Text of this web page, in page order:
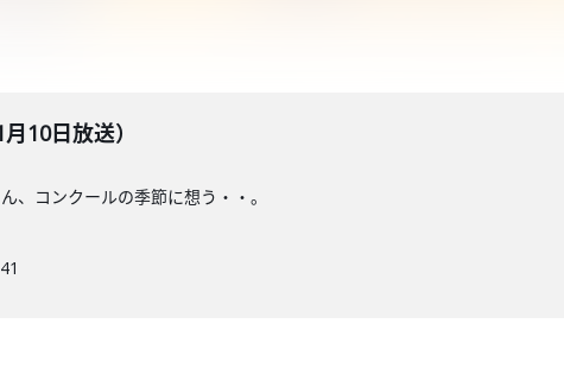
10日放送）
、コンクールの季節に想う・・。